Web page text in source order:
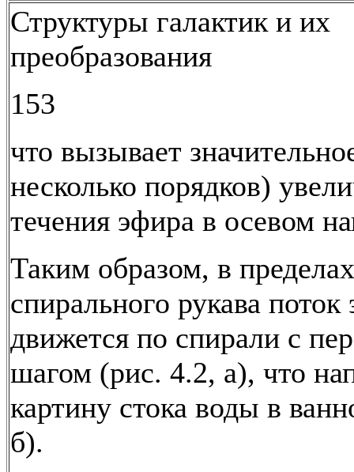
Структуры галактик и их
преобразования
153
что вызывает
несколько порядков)
течения эфира в осевом
Таким образом, в пределах
спирального рукава поток
движется по спирали с
шагом (рис. 4.2, а), что
картину стока воды в
б).